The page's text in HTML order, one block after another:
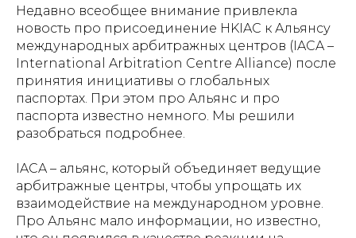
Недавно всеобщее внимание привлекла
новость про присоединение HKIAC к Альянсу
международных арбитражных центров (IACA –
International Arbitration Centre Alliance) после
принятия инициативы о глобальных
паспортах. При этом про Альянс и про
паспорта известно немного. Мы решили
разобраться подробнее.
IACA – альянс, который объединяет ведущие
арбитражные центры, чтобы упрощать их
взаимодействие на международном уровне.
Про Альянс мало информации, но известно,